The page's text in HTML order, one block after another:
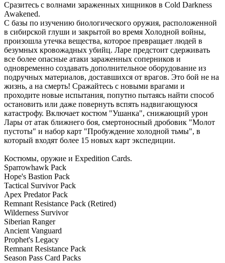
Сразитесь с волнами зараженных хищников в Cold Darkness
Awakened.
С базы по изучению биологического оружия, расположенной
в сибирской глуши и закрытой во время Холодной войны,
произошла утечка вещества, которое превращает людей в
безумных кровожадных убийц. Ларе предстоит сдерживать
все более опасные атаки зараженных соперников и
одновременно создавать дополнительное оборудование из
подручных материалов, доставшихся от врагов. Это бой не на
жизнь, а на смерть! Сражайтесь с новыми врагами и
проходите новые испытания, попутно пытаясь найти способ
остановить или даже повернуть вспять надвигающуюся
катастрофу. Включает костюм "Ушанка", снижающий урон
Лары от атак ближнего боя, смертоносный дробовик "Молот
пустоты" и набор карт "Пробуждение холодной тьмы", в
который входят более 15 новых карт экспедиции.
Костюмы, оружие и Expedition Cards.
Sparrowhawk Pack
Hope's Bastion Pack
Tactical Survivor Pack
Apex Predator Pack
Remnant Resistance Pack (Retired)
Wilderness Survivor
Siberian Ranger
Ancient Vanguard
Prophet's Legacy
Remnant Resistance Pack
Season Pass Card Packs